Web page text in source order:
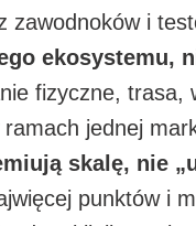
zawodnoków i
ekosystemu,
fizyczne, trasa,
jednej
skalę, nie
punktów i